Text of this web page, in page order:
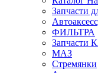
Запчасти
ФИЛЬТРА
Запчасти
МАЗ
Стремянки